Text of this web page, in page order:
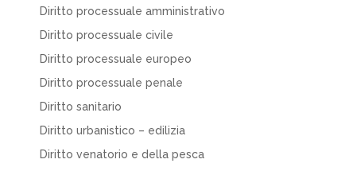
Diritto processuale amministrativo
Diritto processuale civile
Diritto processuale europeo
Diritto processuale penale
Diritto sanitario
Diritto urbanistico – edilizia
Diritto venatorio e della pesca